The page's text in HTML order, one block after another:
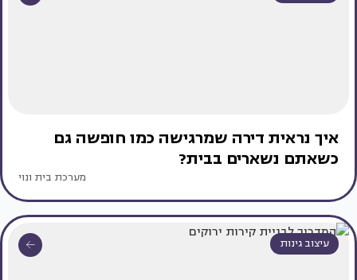
איך נראית דירה שמרגישה כמו חופשה גם
כשאתם נשארים בבית?
מערכת בית ונוי
עיצוב גינות